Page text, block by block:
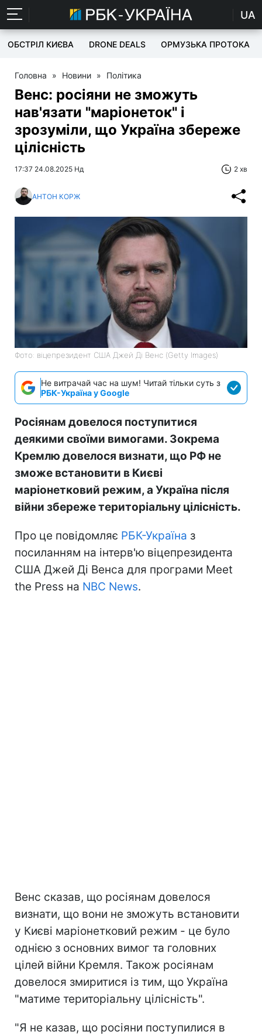
UA
ОБСТРІЛ КИЄВА DRONE DEALS ОРМУЗЬКА ПРОТОКА
Головна » Новини » Політика
Венс: росіяни не зможуть
нав'язати "маріонеток" і
зрозуміли, що Україна збереже
цілісність
17:37 24.08.2025 Нд 2 хв
АНТОН КОРЖ
Фото: віцепрезидент США Джей Ді Венс (Getty Images)
Не витрачай час на шум! Читай тільки суть з
РБК-Україна у Google
Росіянам довелося поступитися
деякими своїми вимогами. Зокрема
Кремлю довелося визнати, що РФ не
зможе встановити в Києві
маріонетковий режим, а Україна після
війни збереже територіальну цілісність.
Про це повідомляє РБК-Україна з
посиланням на інтерв'ю віцепрезидента
США Джей Ді Венса для програми Meet
the Press на NBC News.
Венс сказав, що росіянам довелося
визнати, що вони не зможуть встановити
у Києві маріонетковий режим - це було
однією з основних вимог та головних
цілей війни Кремля. Також росіянам
довелося змиритися із тим, що Україна
"матиме територіальну цілісність".
"Я не казав, що росіяни поступилися в